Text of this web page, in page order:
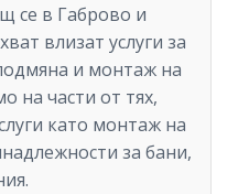
се в Габрово и
влизат услуги за
и монтаж на
на части от тях,
като монтаж на
за бани,